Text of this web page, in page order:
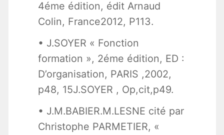
4éme édition, édit Arnaud
Colin, France2012, P113.
• J.SOYER « Fonction
formation », 2éme édition, ED :
D’organisation, PARIS ,2002,
p48, 15J.SOYER , Op,cit,p49.
• J.M.BABIER.M.LESNE cité par
Christophe PARMETIER, «